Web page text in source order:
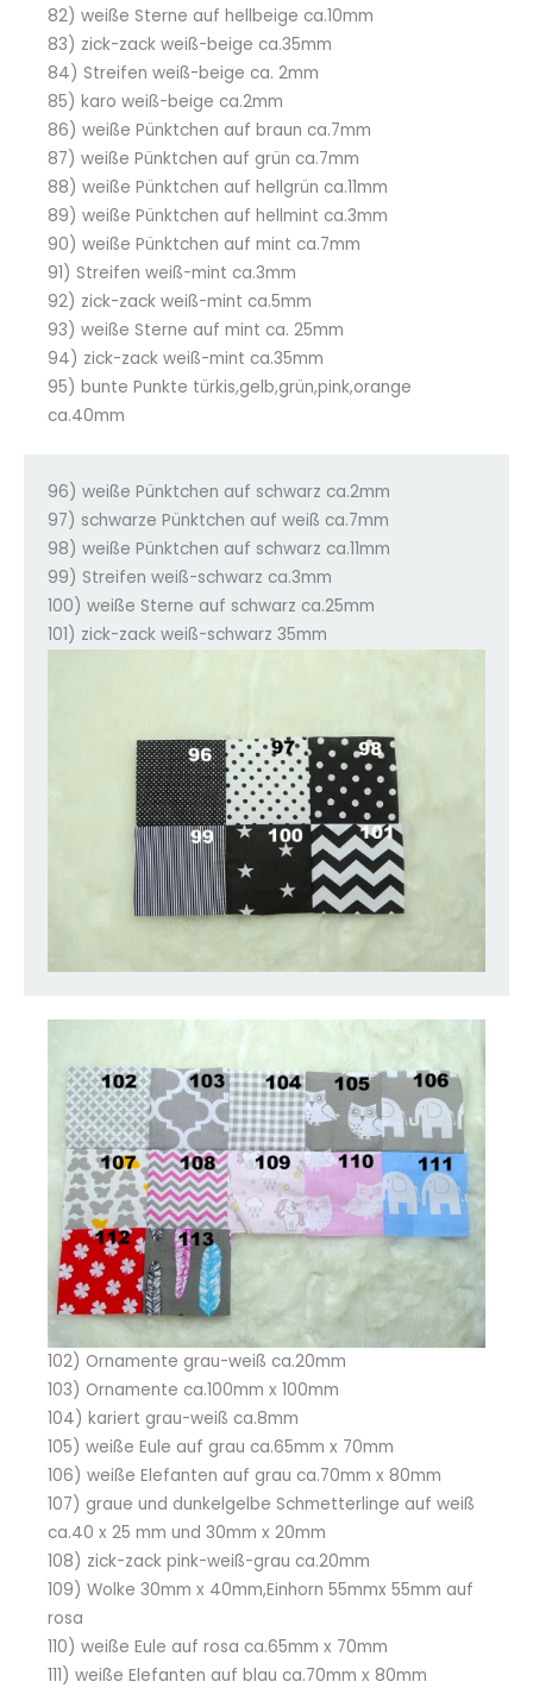
82) weiße Sterne auf hellbeige ca.10mm
83) zick-zack weiß-beige ca.35mm
84) Streifen weiß-beige ca. 2mm
85) karo weiß-beige ca.2mm
86) weiße Pünktchen auf braun ca.7mm
87) weiße Pünktchen auf grün ca.7mm
88) weiße Pünktchen auf hellgrün ca.11mm
89) weiße Pünktchen auf hellmint ca.3mm
90) weiße Pünktchen auf mint ca.7mm
91) Streifen weiß-mint ca.3mm
92) zick-zack weiß-mint ca.5mm
93) weiße Sterne auf mint ca. 25mm
94) zick-zack weiß-mint ca.35mm
95) bunte Punkte türkis,gelb,grün,pink,orange
ca.40mm
96) weiße Pünktchen auf schwarz ca.2mm
97) schwarze Pünktchen auf weiß ca.7mm
98) weiße Pünktchen auf schwarz ca.11mm
99) Streifen weiß-schwarz ca.3mm
100) weiße Sterne auf schwarz ca.25mm
101) zick-zack weiß-schwarz 35mm
102) Ornamente grau-weiß ca.20mm
103) Ornamente ca.100mm x 100mm
104) kariert grau-weiß ca.8mm
105) weiße Eule auf grau ca.65mm x 70mm
106) weiße Elefanten auf grau ca.70mm x 80mm
107) graue und dunkelgelbe Schmetterlinge auf weiß
ca.40 x 25 mm und 30mm x 20mm
108) zick-zack pink-weiß-grau ca.20mm
109) Wolke 30mm x 40mm,Einhorn 55mmx 55mm auf
rosa
110) weiße Eule auf rosa ca.65mm x 70mm
111) weiße Elefanten auf blau ca.70mm x 80mm